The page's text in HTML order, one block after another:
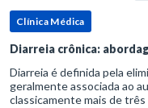
Clínica Médica
Diarreia crônica:
Diarreia é definida pela
geralmente associada ao
classicamente mais de